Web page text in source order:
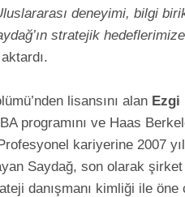
deneyimi, bilgi
stratejik
lisansını alan Ezgi
programını ve Haas
kariyerine 2007
Saydağ, son olarak
danışmanı kimliği ile